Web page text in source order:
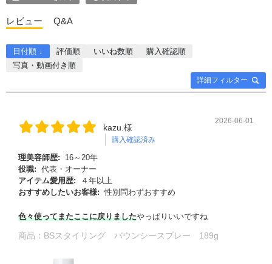
レビュー Q&A
詳細フィルター
日付順 ↓ 評価順 いいね数順
購入確認順
写真・動画付き順
kazu.様
購入確認済み
2026-06-01
理美容師歴:
16～20年
役職: 代表・オーナー
アイテム愛用歴:
４年以上
おすすめしたいお客様: 性別問わずおすすめ
色々使ってまたここに戻りましたやっぱりいいですね
商品： BSスタイリング バウンシースプレー 189g